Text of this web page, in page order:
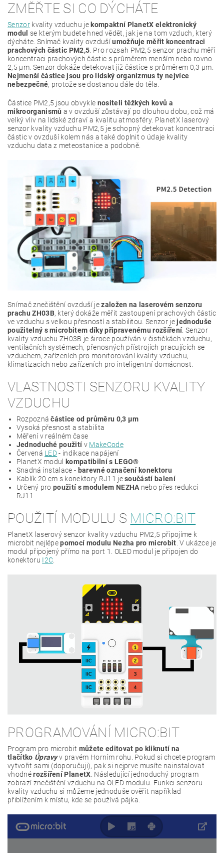
ZMĚŘTE SI CO DÝCHÁTE
Senzorkvality vzduchu je kompaktní PlanetX elektronický
modul
se kterým budete hned vědět, jak je na tom vzduch, který
dýcháte. Snímač kvality ovzdušíumožňuje měřit koncentraci
prachových částic PM2,5. Pro rozsah PM2,5 senzor prachu měří
koncentraci prachových částic s průměrem menším nebo rovno
2,5 μm. Senzor dokáže detekovat již částice s průměrem 0,3 μm.
Nejmenší částice jsou pro lidský organizmus ty nejvíce
nebezpečné, protože se dostanou dále do těla.
Částice PM2,5 jsou obvykle nositeli těžkých kovů a
mikroorganismů a v ovzduší zůstávají po dlouhou dobu, což má
velký vliv na lidské zdraví a kvalitu atmosféry. PlanetX laserový
senzor kvality vzduchu PM2,5 je schopný detekovat koncentraci
částic v ovzduší kolem nás a také doplnit o údaje kvality
vzduchu data z meteostanice a podobně.
Snímač znečištění ovzduší jezaložen na laserovém senzoru
prachu ZH03B, který dokáže měřit zastoupení prachových částic
ve vzduchu s velkou přesností a stabilitou. Senzor jejednoduše
použitelný s microbitem díky připravenému rozšíření. Senzor
kvality vzduchu ZH03B je široce používán v čističkách vzduchu,
ventilačních systémech, přenosných přístrojích pracujících se
vzduchem, zařízeních pro monitorování kvality vzduchu,
klimatizacích nebo zařízeních pro inteligentní domácnost.
VLASTNOSTI SENZORU KVALITY
VZDUCHU
Rozpoznáčástice od průměru 0,3 μm
Vysoká přesnost a stabilita
Měření v reálném čase
Jednoduché použití v MakeCode
Červená LED- indikace napájení
PlanetX modul
kompatibilní s LEGO®
Snadná instalace - barevné označení konektoru
Kablík 20 cm s konektory RJ11 je součástí balení
Určený pro použití s modulem NEZHA nebo přes redukci
RJ11
POUŽITÍ MODULU S MICRO:BIT
PlanetX laserový senzor kvality vzduchu PM2,5 připojíme k
microbit nejlépepomocí modulu Nezha pro microbit. V ukázce je
modul připojený přímo na port 1. OLED modul je připojen do
konektoru I2C.
PROGRAMOVÁNÍ MICRO:BIT
Program pro microbit můžete editovat po kliknutí na
tlačítko Úpravyv pravém Horním rohu. Pokud si chcete program
vytvořit sami (doporučuji), pak si nejprve musíte nainstalovat
vhodnérozšíření PlanetX . Následující jednoduchý program
zobrazí znečištění vzduchu na OLED modulu. Funkci senzoru
kvality vzduchu si můžeme jednoduše ověřit například
přiblížením k místu, kde se používá pájka.